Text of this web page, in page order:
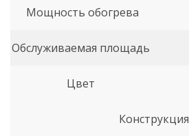
Мощность обогрева
Обслуживаемая площадь
Цвет
Конструкция